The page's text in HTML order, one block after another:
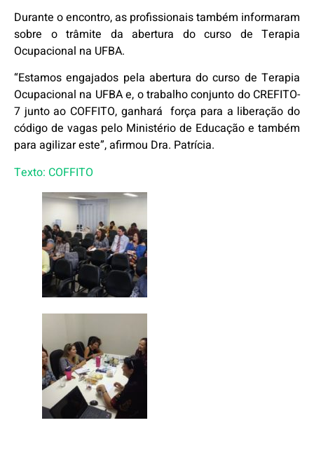
Durante o encontro, as profissionais também informaram
sobre o trâmite da abertura do curso de Terapia
Ocupacional na UFBA.
“Estamos engajados pela abertura do curso de Terapia
Ocupacional na UFBA e, o trabalho conjunto do CREFITO-
7 junto ao COFFITO, ganhará força para a liberação do
código de vagas pelo Ministério de Educação e também
para agilizar este”, afirmou Dra. Patrícia.
Texto: COFFITO